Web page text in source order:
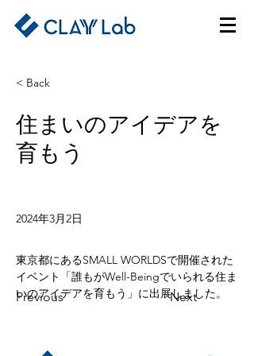
< Back
住まいのアイデアを
育もう
2024年3月2日
Previous Next
東京都にあるSMALL WORLDSで開催された
イベント「誰もがWell-Beingでいられる住ま
いのアイデアを育もう」に出展しました。